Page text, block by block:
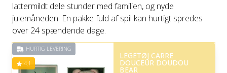
lattermildt dele stunder med familien, og nyde
julemåneden. En pakke fuld af spil kan hurtigt spredes
over 24 spændende dage.
HURTIG LEVERING
4.1
LEGETØJ CARRE
DOUCEUR DOUDOU
BEAR